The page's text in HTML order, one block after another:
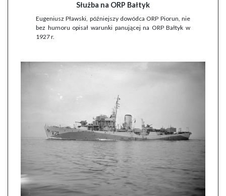
Służba na ORP Bałtyk
Eugeniusz Pławski, późniejszy dowódca ORP Piorun, nie
bez humoru opisał warunki panującej na ORP Bałtyk w
1927 r.